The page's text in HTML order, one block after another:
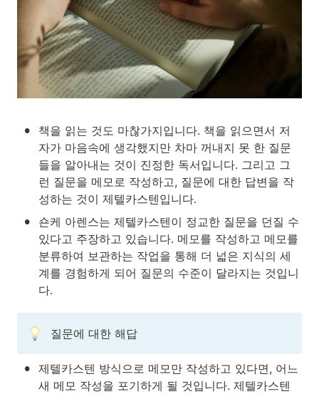
•
책을 읽는 것도 마찮가지입니다. 책을 읽으면서 저
자가 마음속에 생각했지만 차마 꺼내지 못 한 질문
들을 알아내는 것이 진정한 독서입니다. 그리고 그
런 질문을 메모로 작성하고, 질문에 대한 답변을 작
성하는 것이 제텔카스텐입니다.
•
숀케 아렌스는 제텔카스텐이 정교한 질문을 던질 수
있다고 주장하고 있습니다. 메모를 작성하고 메모를
분류하여 보관하는 작업을 통해 더 넓은 지식의 세
계를 경험하게 되어 질문의 수준이 달라지는 것입니
다.
질문에 대한 해답
• 제텔카스텐 방식으로 메모만 작성하고 있다면, 어느
새 메모 작성을 포기하게 될 것입니다. 제텔카스텐